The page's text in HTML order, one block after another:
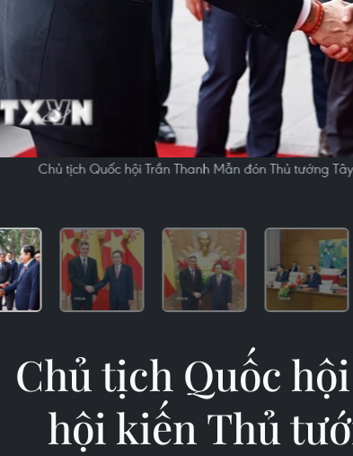
Chủ tịch Quốc hội Trần Thanh Mẫn đón Thủ tướng
Chủ tịch Quốc
hội kiến Thủ